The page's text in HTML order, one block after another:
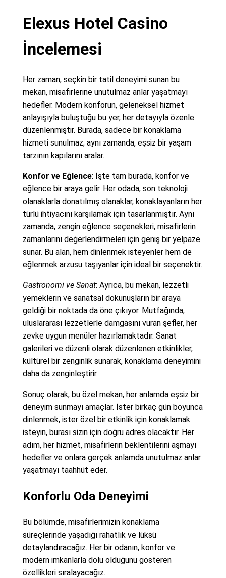
Elexus Hotel Casino
İncelemesi
Her zaman, seçkin bir tatil deneyimi sunan bu
mekan, misafirlerine unutulmaz anlar yaşatmayı
hedefler. Modern konforun, geleneksel hizmet
anlayışıyla buluştuğu bu yer, her detayıyla özenle
düzenlenmiştir. Burada, sadece bir konaklama
hizmeti sunulmaz; aynı zamanda, eşsiz bir yaşam
tarzının kapılarını aralar.
Konfor ve Eğlence: İşte tam burada, konfor ve
eğlence bir araya gelir. Her odada, son teknoloji
olanaklarla donatılmış olanaklar, konaklayanların her
türlü ihtiyacını karşılamak için tasarlanmıştır. Aynı
zamanda, zengin eğlence seçenekleri, misafirlerin
zamanlarını değerlendirmeleri için geniş bir yelpaze
sunar. Bu alan, hem dinlenmek isteyenler hem de
eğlenmek arzusu taşıyanlar için ideal bir seçenektir.
Gastronomi ve Sanat: Ayrıca, bu mekan, lezzetli
yemeklerin ve sanatsal dokunuşların bir araya
geldiği bir noktada da öne çıkıyor. Mutfağında,
uluslararası lezzetlerle damgasını vuran şefler, her
zevke uygun menüler hazırlamaktadır. Sanat
galerileri ve düzenli olarak düzenlenen etkinlikler,
kültürel bir zenginlik sunarak, konaklama deneyimini
daha da zenginleştirir.
Sonuç olarak, bu özel mekan, her anlamda eşsiz bir
deneyim sunmayı amaçlar. İster birkaç gün boyunca
dinlenmek, ister özel bir etkinlik için konaklamak
isteyin, burası sizin için doğru adres olacaktır. Her
adım, her hizmet, misafirlerin beklentilerini aşmayı
hedefler ve onlara gerçek anlamda unutulmaz anlar
yaşatmayı taahhüt eder.
Konforlu Oda Deneyimi
Bu bölümde, misafirlerimizin konaklama
süreçlerinde yaşadığı rahatlık ve lüksü
detaylandıracağız. Her bir odanın, konfor ve
modern imkanlarla dolu olduğunu gösteren
özellikleri sıralayacağız.